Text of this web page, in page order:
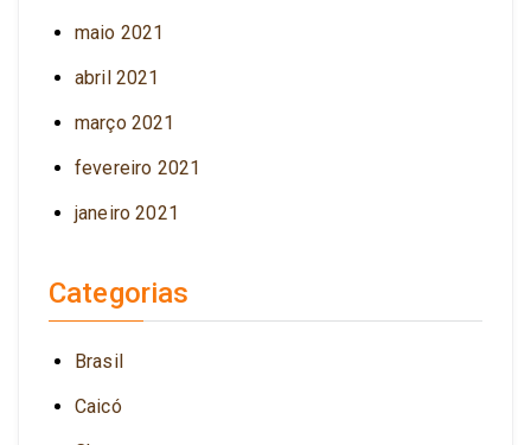
maio 2021
abril 2021
março 2021
fevereiro 2021
janeiro 2021
Categorias
Brasil
Caicó